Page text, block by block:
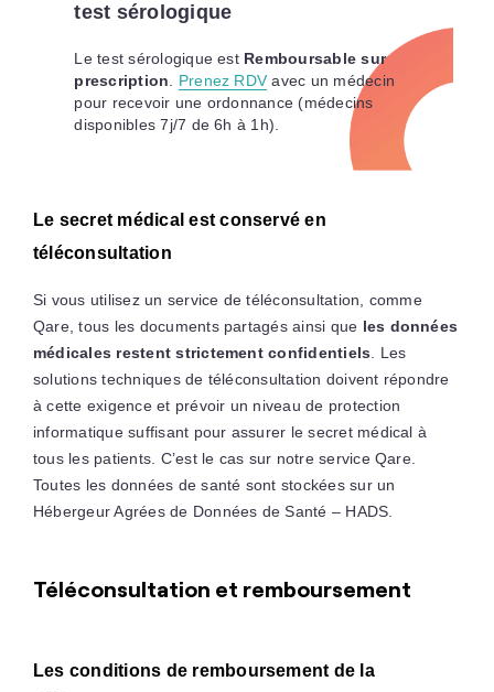
test sérologique
Le test sérologique est Remboursable sur
prescription
Prenez RDV avec un médecin
pour recevoir une ordonnance (médecins
disponibles 7j/7 de 6h à 1h).
Le secret médical est conservé en
téléconsultation
Si vous utilisez un service de téléconsultation, comme
Qare, tous les documents partagés ainsi que les données
médicales restent strictement confidentiels . Les
solutions techniques de téléconsultation doivent répondre
à cette exigence et prévoir un niveau de protection
informatique suffisant pour assurer le secret médical à
tous les patients. C’est le cas sur notre service Qare.
Toutes les données de santé sont stockées sur un
Hébergeur Agrées de Données de Santé – HADS.
Téléconsultation et remboursement
Les conditions de remboursement de la